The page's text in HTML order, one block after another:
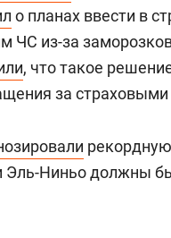
о планах ввести в
ЧС из-за
, что такое
за
Эль-Ниньо должны